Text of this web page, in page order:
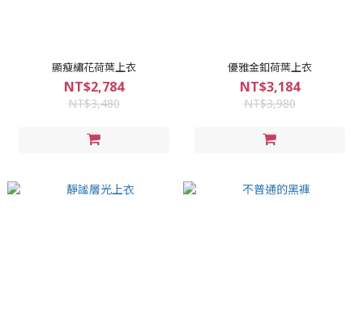
顯瘦繡花荷葉上衣
NT$2,784
NT$3,480
優雅金釦荷葉上衣
NT$3,184
NT$3,980